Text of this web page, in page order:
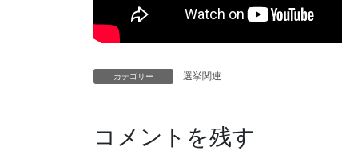
カテゴリー 選挙関連
コメントを残す